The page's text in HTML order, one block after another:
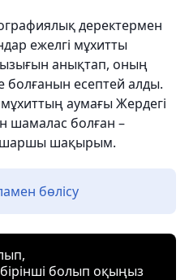
деректермен
ежелгі мұхитты
анықтап, оның
есептей алды.
аумағы Жердегі
шамалас болған –
шаршы шақырым.
бөлісу
болып оқыңыз